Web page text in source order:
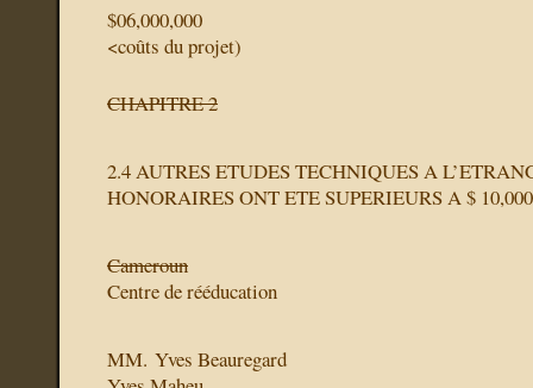
$06,000,000
<coûts du projet)
CHAPITRE 2
2.4 AUTRES ETUDES TECHNIQUES A
HONORAIRES ONT ETE SUPERIEURS A $ 10,000
Cameroun
Centre de rééducation
MM. Yves Beauregard